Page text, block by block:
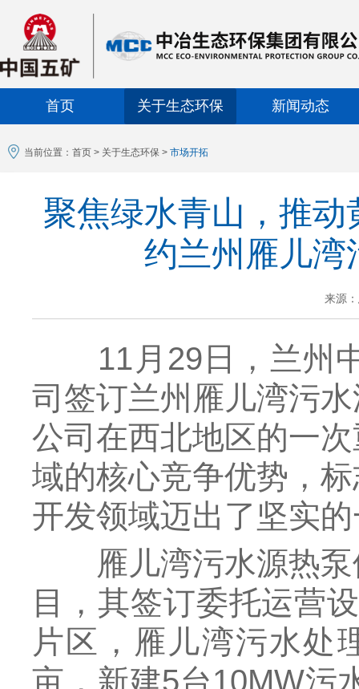
首页 关于生态环保 新闻动态
当前位置： 首页 > 关于生态环保 > 市场开拓
聚焦绿水青山，推
约兰州雁儿湾
来源
11月29日，兰州中
司签订兰州雁儿湾污
公司在西北地区的一
域的核心竞争优势，
开发领域迈出了坚实
雁儿湾污水源热泵
目，其签订委托运营
片区，雁儿湾污水处
亩，新建5台10MW污